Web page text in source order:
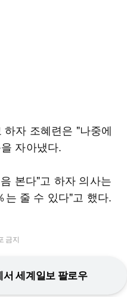
자 조혜련은 "나중에
자아냈다.
본다"고 하자 의사는
는 줄 수 있다"고 했다.
금지
서 세계일보 팔로우